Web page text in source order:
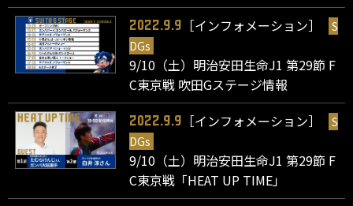
2022.9.9 ［インフォメーション］
S
DGs
9/10（土）明治安田生命J1 第29節 F
C東京戦 吹田Gステージ情報
2022.9.9 ［インフォメーション］
S
DGs
9/10（土）明治安田生命J1 第29節 F
C東京戦「HEAT UP TIME」